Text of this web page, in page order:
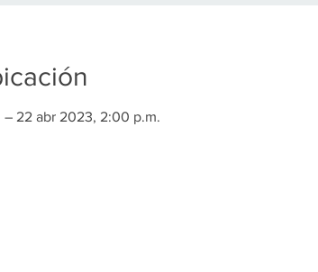
22 abr 2023, 2:00 p.m.